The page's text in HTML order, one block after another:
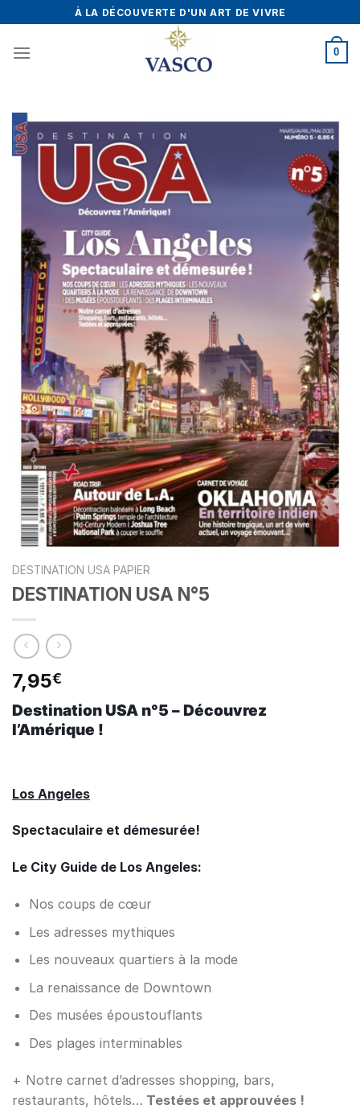
to
content
À LA DÉCOUVERTE D'UN ART DE VIVRE
0
DESTINATION USA PAPIER
DESTINATION USA N°5
7,95€
Destination USA n°5 – Découvrez
l’Amérique !
Los Angeles
Spectaculaire et démesurée!
Le City Guide de Los Angeles:
Nos coups de cœur
Les adresses mythiques
Les nouveaux quartiers à la mode
La renaissance de Downtown
Des musées époustouflants
Des plages interminables
+ Notre carnet d’adresses shopping, bars,
restaurants, hôtels… Testées et approuvées !